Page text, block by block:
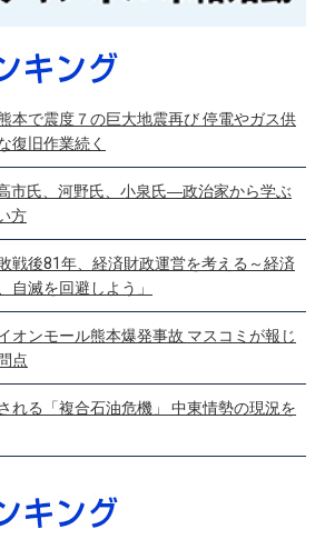
本で震度７の巨大地震再び 停電やガス供
復旧作業続く
高市氏、河野氏、小泉氏―政治家から学ぶ
方
戦後81年、経済財政運営を考える～経済
自滅を回避しよう」
オンモール熊本爆発事故 マスコミが報じ
点
れる「複合石油危機」 中東情勢の現況を